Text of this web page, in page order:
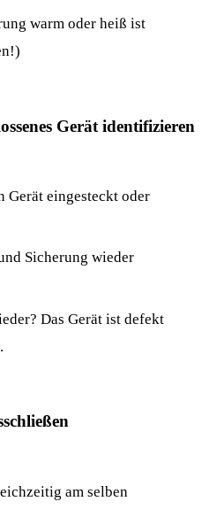
warm oder heiß ist
Gerät identifizieren
Gerät eingesteckt oder
Sicherung wieder
Das Gerät ist defekt
am selben